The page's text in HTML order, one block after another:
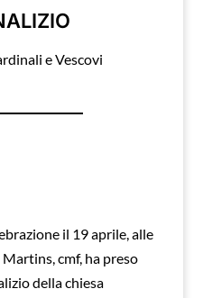
e Vescovi
il 19 aprile, alle
Martins, cmf, ha preso
della chiesa